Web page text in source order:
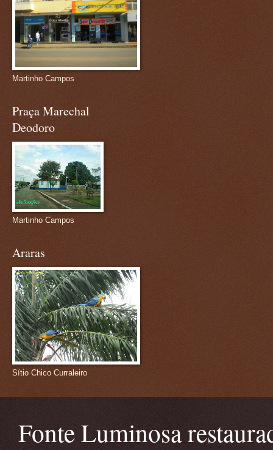
Martinho Campos
Praça Marechal
Deodoro
Martinho Campos
Araras
Sítio Chico Curraleiro
Fonte Luminosa